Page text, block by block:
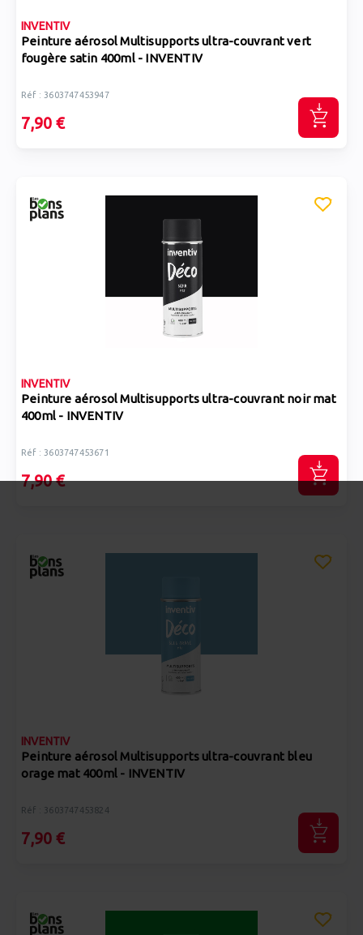
INVENTIV
Peinture aérosol Multisupports ultra-couvrant vert
fougère satin 400ml - INVENTIV
Réf : 3603747453947
7,90 €
INVENTIV
Peinture aérosol Multisupports ultra-couvrant noir mat
400ml - INVENTIV
Réf : 3603747453671
7,90 €
INVENTIV
Peinture aérosol Multisupports ultra-couvrant bleu
orage mat 400ml - INVENTIV
Réf : 3603747453824
7,90 €